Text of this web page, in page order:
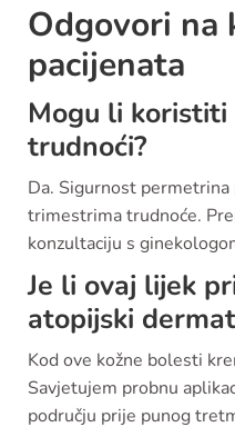
Odgovori na
pacijenata
Mogu li
trudnoći?
Da. Sigurnost
trimestrima trudnoće.
konzultaciju s
Je li ovaj lijek
atopijski
Kod ove kožne bolesti
Savjetujem probnu
području prije punog